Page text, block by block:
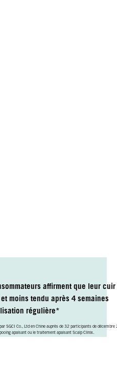
affirment que leur cuir
moins tendu après 4 semaines
régulière*
SGCI Co., Ltd en Chine auprès de 32 participants de décembre
apaisant ou le traitement apaisant Scalp Clinix.